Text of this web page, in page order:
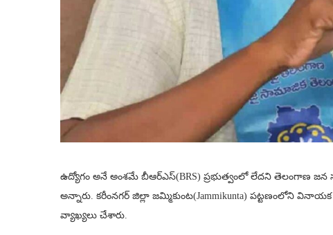
ఉద్యోగం అనే అంశమే బీఆర్ఎస్(BRS) ప్రభుత్వంలో లేదని తెలంగాణ జన
అన్నారు. కరీంనగర్ జిల్లా జమ్మికుంట(Jammikunta) పట్టణంలోని
వ్యాఖ్యలు చేశారు.